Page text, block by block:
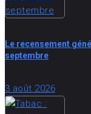
Le recensement
septembre
3 août 2026